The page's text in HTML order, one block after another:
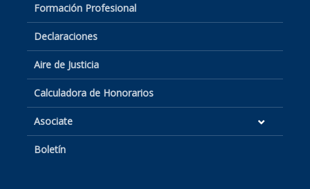
Formación Profesional
Declaraciones
Aire de Justicia
Calculadora de Honorarios
Asociate
Boletín